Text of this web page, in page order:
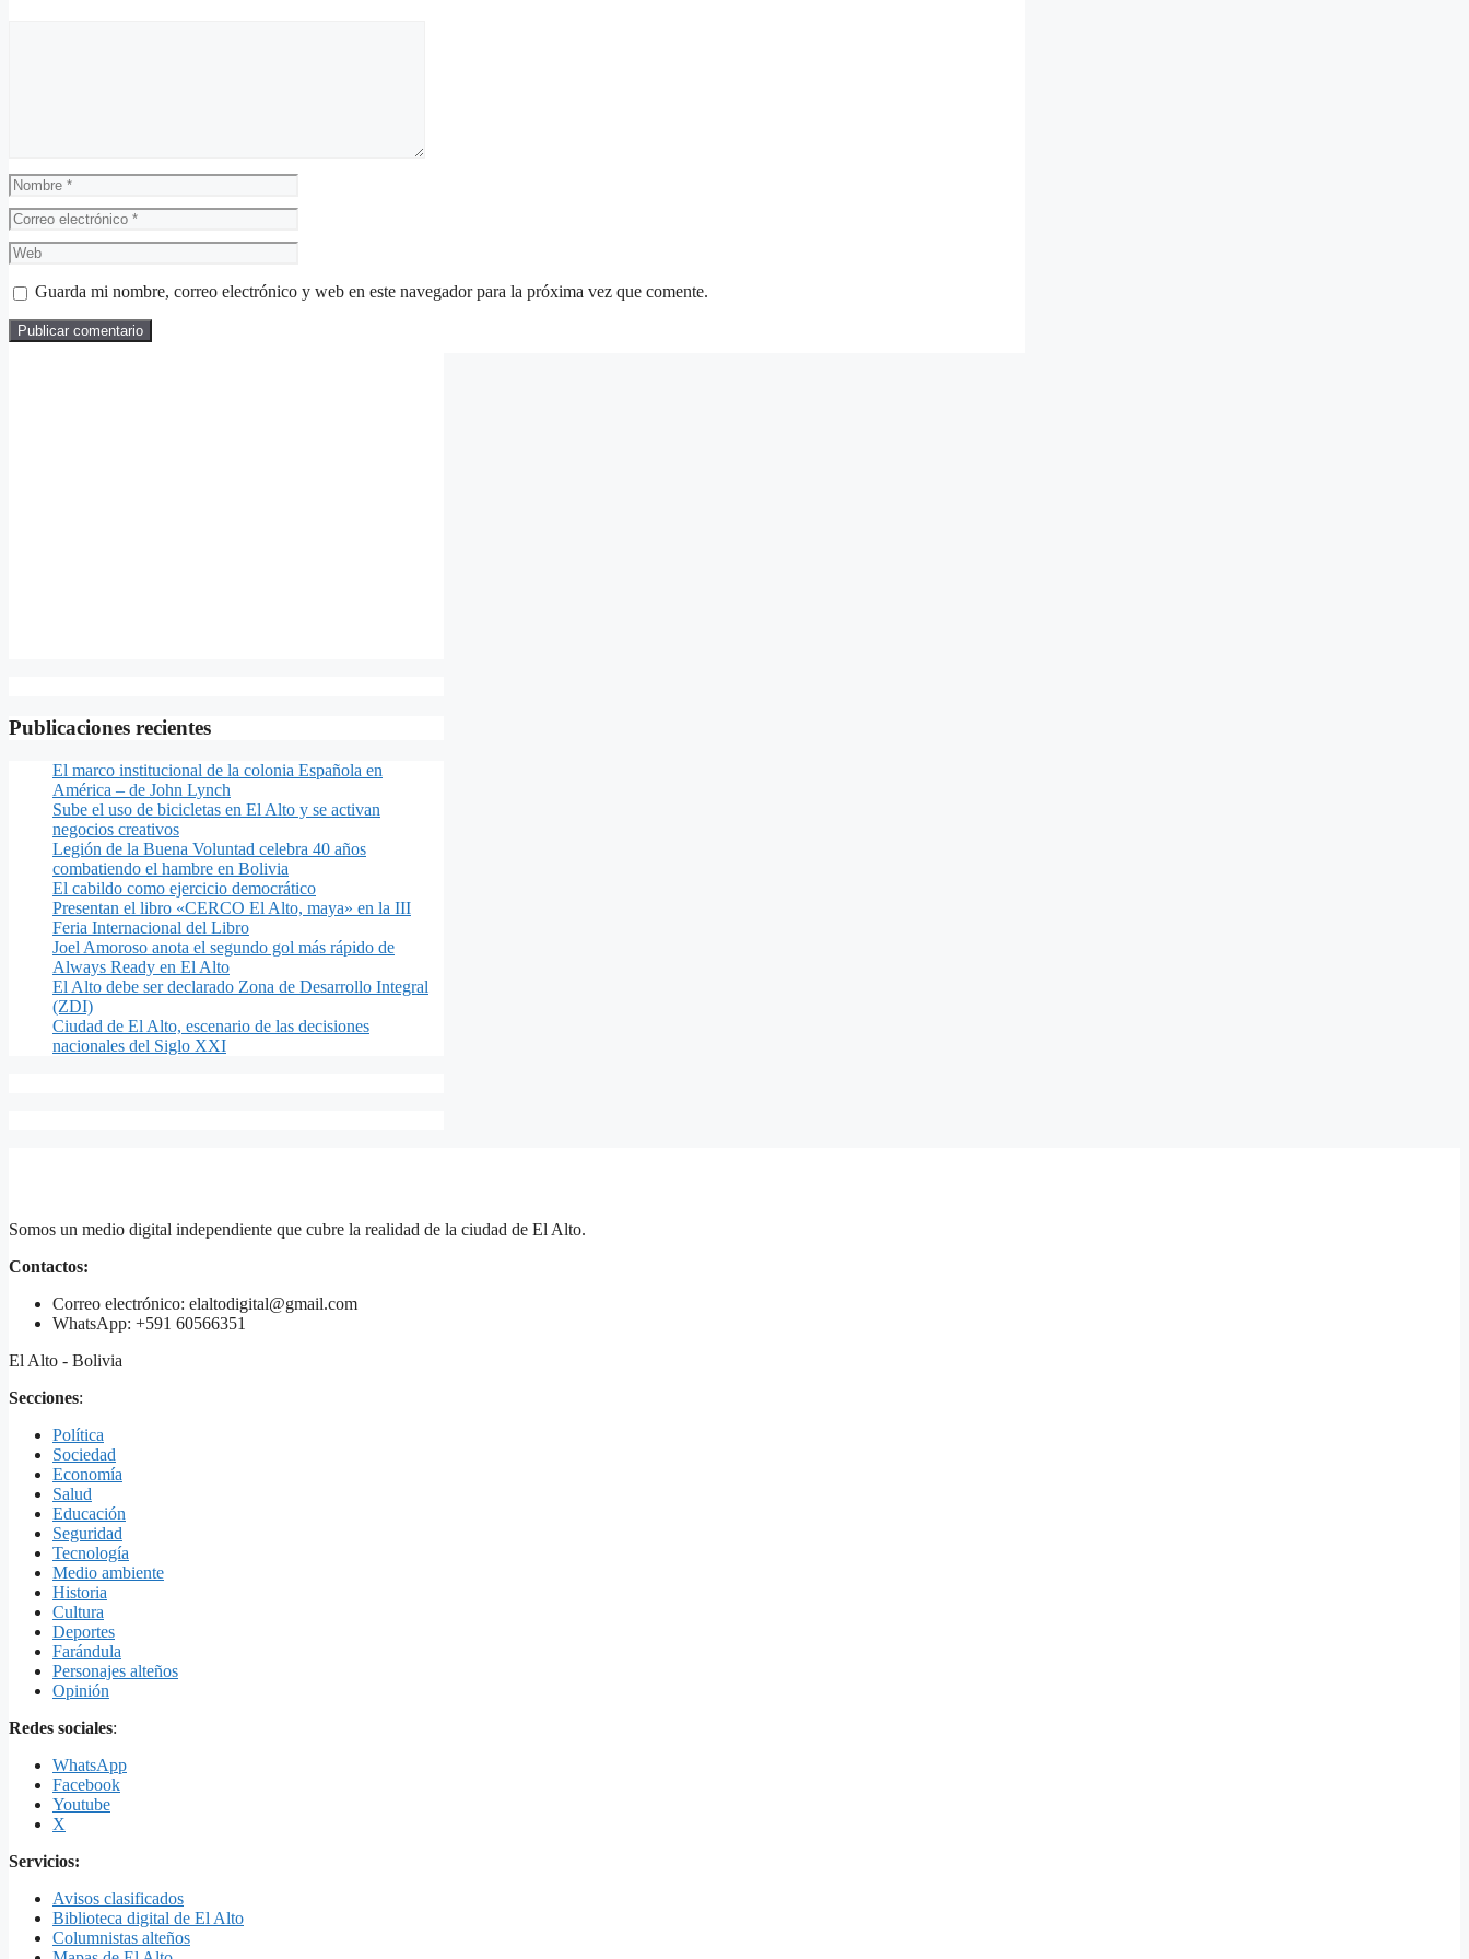
Nombre
Correo
electrónico
Web
Guarda mi nombre, correo electrónico y web en este navegador para la próxima vez que comente.
Publicaciones recientes
El marco institucional de la colonia Española en
América – de John Lynch
Sube el uso de bicicletas en El Alto y se activan
negocios creativos
Legión de la Buena Voluntad celebra 40 años
combatiendo el hambre en Bolivia
El cabildo como ejercicio democrático
Presentan el libro «CERCO El Alto, maya» en la III
Feria Internacional del Libro
Joel Amoroso anota el segundo gol más rápido de
Always Ready en El Alto
El Alto debe ser declarado Zona de Desarrollo Integral
(ZDI)
Ciudad de El Alto, escenario de las decisiones
nacionales del Siglo XXI
Somos un medio digital independiente que cubre la realidad de la ciudad de El Alto.
Contactos:
Correo electrónico: elaltodigital@gmail.com
WhatsApp: +591 60566351
El Alto - Bolivia
Secciones:
Política
Sociedad
Economía
Salud
Educación
Seguridad
Tecnología
Medio ambiente
Historia
Cultura
Deportes
Farándula
Personajes alteños
Opinión
Redes sociales:
WhatsApp
Facebook
Youtube
X
Servicios:
Avisos clasificados
Biblioteca digital de El Alto
Columnistas alteños